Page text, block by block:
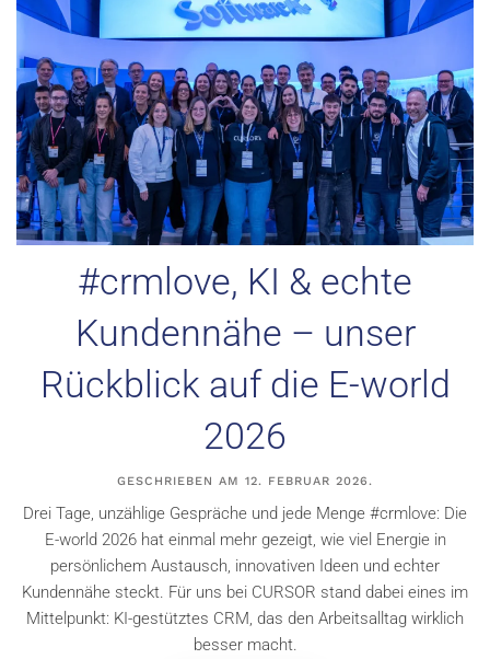
#crmlove, KI & echte
Kundennähe – unser
Rückblick auf die E-world
2026
GESCHRIEBEN AM 12. FEBRUAR 2026.
Drei Tage, unzählige Gespräche und jede Menge #crmlove: Die
E-world 2026 hat einmal mehr gezeigt, wie viel Energie in
persönlichem Austausch, innovativen Ideen und echter
Kundennähe steckt. Für uns bei CURSOR stand dabei eines im
Mittelpunkt: KI-gestütztes CRM, das den Arbeitsalltag wirklich
besser macht.